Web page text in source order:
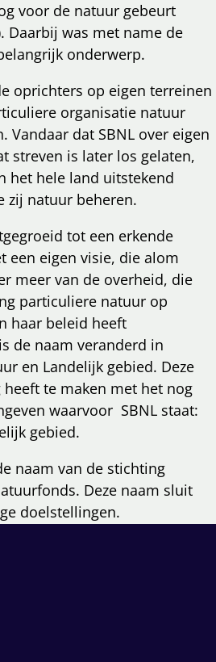
voor de natuur gebeurt
Daarbij was met name de
onderwerp.
oprichters op eigen terreinen
organisatie natuur
Vandaar dat SBNL over eigen
streven is later los gelaten,
het hele land uitstekend
zij natuur beheren.
tot een erkende
een eigen visie, die alom
meer van de overheid, die
particuliere natuur op
haar beleid heeft
de naam veranderd in
en Landelijk gebied. Deze
te maken met het nog
waarvoor SBNL staat:
gebied.
naam van de stichting
Deze naam sluit
doelstellingen.